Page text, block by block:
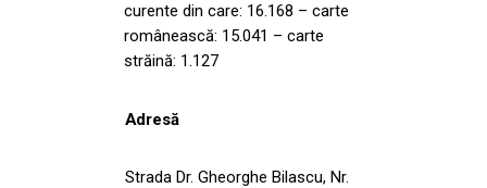
curente din care: 16.168 – carte
românească: 15.041 – carte
străină: 1.127
Adresă
Strada Dr. Gheorghe Bilascu, Nr.